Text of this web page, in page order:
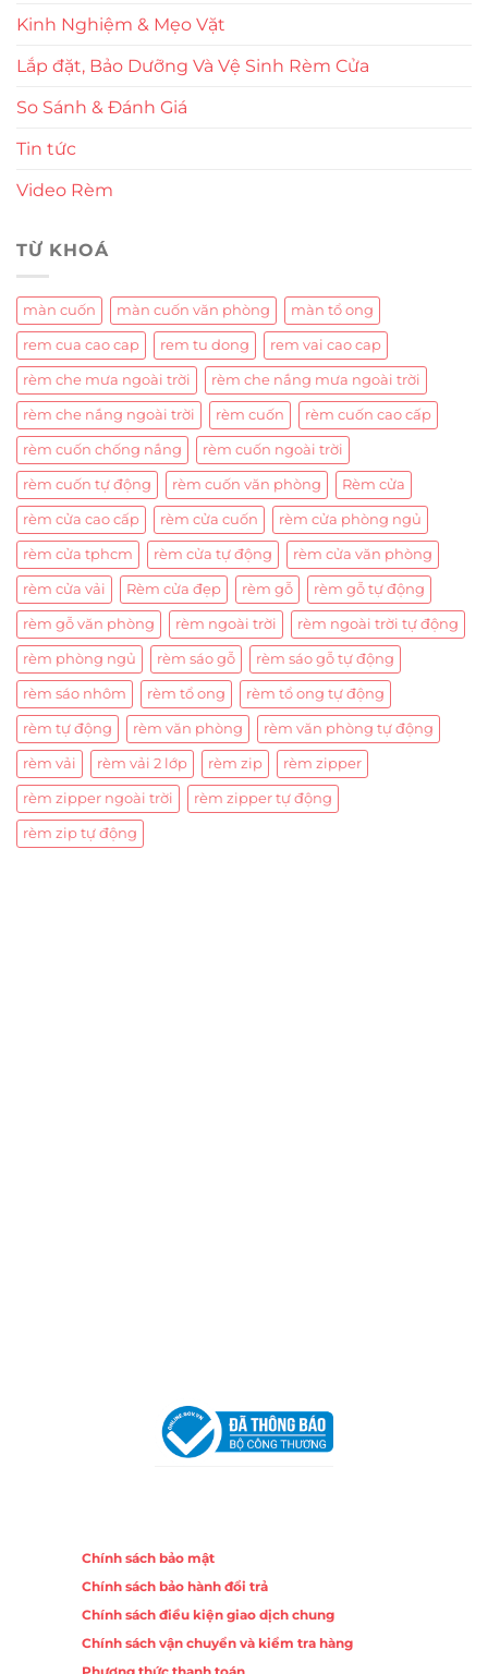
Kinh Nghiệm & Mẹo Vặt
Lắp đặt, Bảo Dưỡng Và Vệ Sinh Rèm Cửa
So Sánh & Đánh Giá
Tin tức
Video Rèm
TỪ KHOÁ
màn cuốn màn cuốn văn phòng màn tổ ong
rem cua cao cap rem tu dong rem vai cao cap
rèm che mưa ngoài trời rèm che nắng mưa ngoài trời
rèm che nắng ngoài trời rèm cuốn rèm cuốn cao cấp
rèm cuốn chống nắng rèm cuốn ngoài trời
rèm cuốn tự động rèm cuốn văn phòng Rèm cửa
rèm cửa cao cấp rèm cửa cuốn rèm cửa phòng ngủ
rèm cửa tphcm rèm cửa tự động rèm cửa văn phòng
rèm cửa vải Rèm cửa đẹp rèm gỗ rèm gỗ tự động
rèm gỗ văn phòng rèm ngoài trời rèm ngoài trời tự động
rèm phòng ngủ rèm sáo gỗ rèm sáo gỗ tự động
rèm sáo nhôm rèm tổ ong rèm tổ ong tự động
rèm tự động rèm văn phòng rèm văn phòng tự động
rèm vải rèm vải 2 lớp rèm zip rèm zipper
rèm zipper ngoài trời rèm zipper tự động
rèm zip tự động
Chính sách bảo mật
Chính sách bảo hành đổi trả
Chính sách điều kiện giao dịch chung
Chính sách vận chuyển và kiểm tra hàng